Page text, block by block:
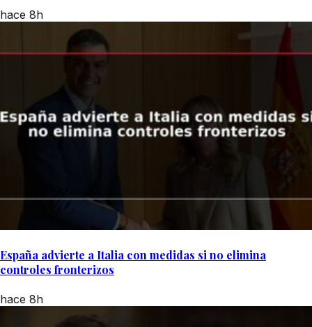
hace 8h
España advierte a Italia con medidas si no elimina
controles fronterizos
hace 8h